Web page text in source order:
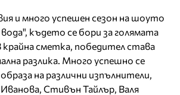
и много успешен сезон на шоуто
където се бори за голямата
крайна сметка, победител става
разлика. Много успешно се
на различни изпълнители,
Стивън Тайлър, Валя